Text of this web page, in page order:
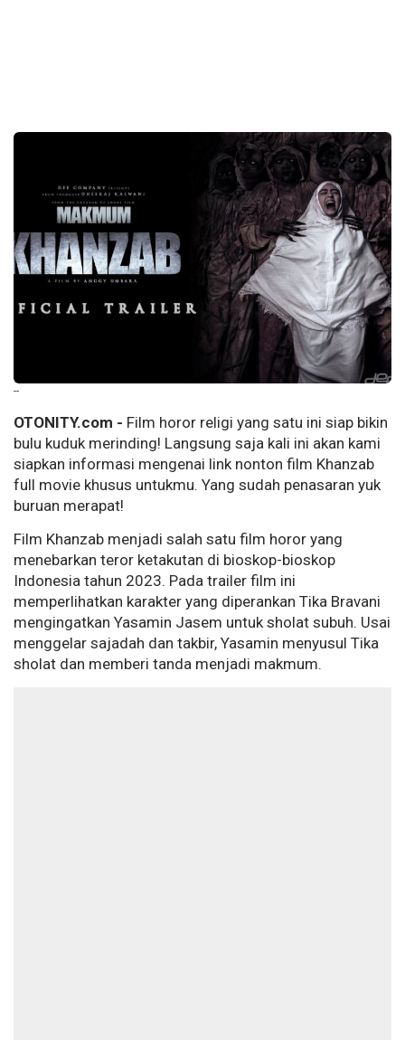
--
OTONITY.com - Film horor religi yang satu ini siap bikin
bulu kuduk merinding! Langsung saja kali ini akan kami
siapkan informasi mengenai link nonton film Khanzab
full movie khusus untukmu. Yang sudah penasaran yuk
buruan merapat!
Film Khanzab menjadi salah satu film horor yang
menebarkan teror ketakutan di bioskop-bioskop
Indonesia tahun 2023. Pada trailer film ini
memperlihatkan karakter yang diperankan Tika Bravani
mengingatkan Yasamin Jasem untuk sholat subuh. Usai
menggelar sajadah dan takbir, Yasamin menyusul Tika
sholat dan memberi tanda menjadi makmum.